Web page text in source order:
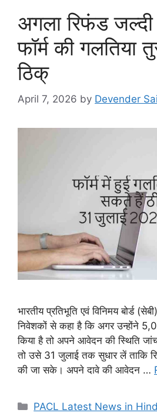
अगला रिफंड जल्दी
फॉर्म की गलतिया
ठिक्
April 7, 2026 by Devender
भारतीय प्रतिभूति एवं विनिमय बोर्ड
निवेशकों से कहा है कि अगर उन्होंने
किया है तो अपने आवेदन की स्थिति
तो उसे 31 जुलाई तक सुधार लें ताकि
की जा सके। अपने दावे की आवेदन …
Categories
PACL Latest News in